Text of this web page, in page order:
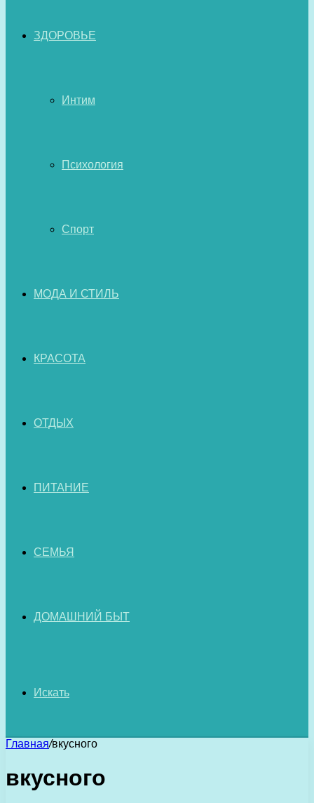
ЗДОРОВЬЕ
Интим
Психология
Спорт
МОДА И СТИЛЬ
КРАСОТА
ОТДЫХ
ПИТАНИЕ
СЕМЬЯ
ДОМАШНИЙ БЫТ
Искать
Главная/вкусного
вкусного